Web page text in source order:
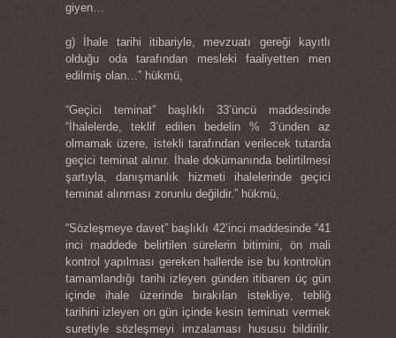
giyen…
g) İhale tarihi itibariyle, mevzuatı gereği kayıtlı
olduğu oda tarafından mesleki faaliyetten men
edilmiş olan…” hükmü,
“Geçici teminat” başlıklı 33’üncü maddesinde
“İhalelerde, teklif edilen bedelin % 3’ünden az
olmamak üzere, istekli tarafından verilecek tutarda
geçici teminat alınır. İhale dokümanında belirtilmesi
şartıyla, danışmanlık hizmeti ihalelerinde geçici
teminat alınması zorunlu değildir.” hükmü,
“Sözleşmeye davet” başlıklı 42’inci maddesinde “41
inci maddede belirtilen sürelerin bitimini, ön mali
kontrol yapılması gereken hallerde ise bu kontrolün
tamamlandığı tarihi izleyen günden itibaren üç gün
içinde ihale üzerinde bırakılan istekliye, tebliğ
tarihini izleyen on gün içinde kesin teminatı vermek
suretiyle sözleşmeyi imzalaması hususu bildirilir.